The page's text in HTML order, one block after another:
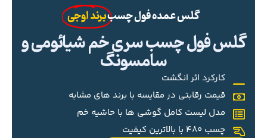
گلس عمده فول چسببرند اوجی
گلس فول چسب سری خم شیائومی و
سامسونگ
کارکرد اثر انگشت
قیمت رقابتی در مقایسه با برند های مشابه
مدل لیست کامل گوشی ها با حاشیه خم
چسب 480 با بالاترین کیفیت